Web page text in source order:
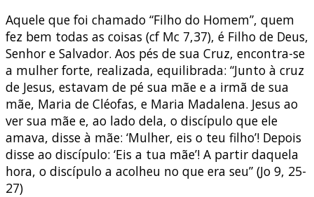
Aquele que foi chamado “Filho do Homem”, quem
fez bem todas as coisas (cf Mc 7,37), é Filho de Deus,
Senhor e Salvador. Aos pés de sua Cruz, encontra-se
a mulher forte, realizada, equilibrada: “Junto à cruz
de Jesus, estavam de pé sua mãe e a irmã de sua
mãe, Maria de Cléofas, e Maria Madalena. Jesus ao
ver sua mãe e, ao lado dela, o discípulo que ele
amava, disse à mãe: ‘Mulher, eis o teu filho’! Depois
disse ao discípulo: ‘Eis a tua mãe’! A partir daquela
hora, o discípulo a acolheu no que era seu” (Jo 9, 25-
27)